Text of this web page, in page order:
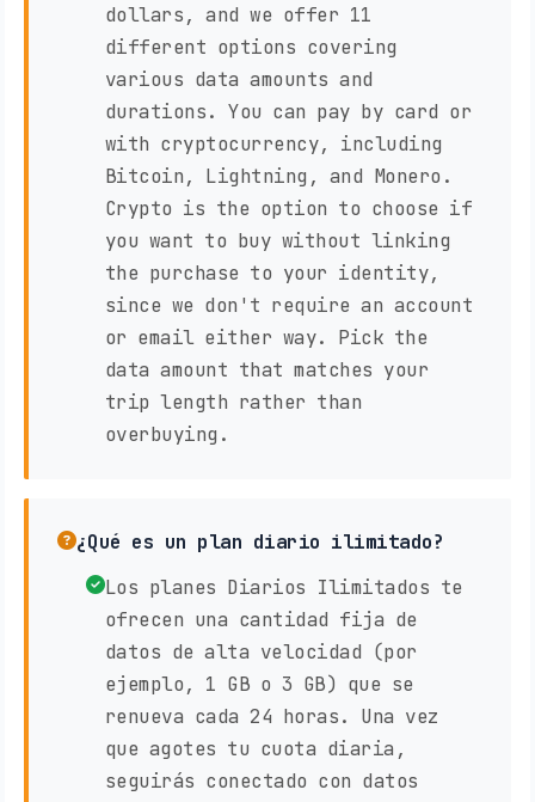
dollars, and we offer 11
different options covering
various data amounts and
durations. You can pay by card or
with cryptocurrency, including
Bitcoin, Lightning, and Monero.
Crypto is the option to choose if
you want to buy without linking
the purchase to your identity,
since we don't require an account
or email either way. Pick the
data amount that matches your
trip length rather than
overbuying.
¿Qué es un plan diario ilimitado?
Los planes Diarios Ilimitados te
ofrecen una cantidad fija de
datos de alta velocidad (por
ejemplo, 1 GB o 3 GB) que se
renueva cada 24 horas. Una vez
que agotes tu cuota diaria,
seguirás conectado con datos